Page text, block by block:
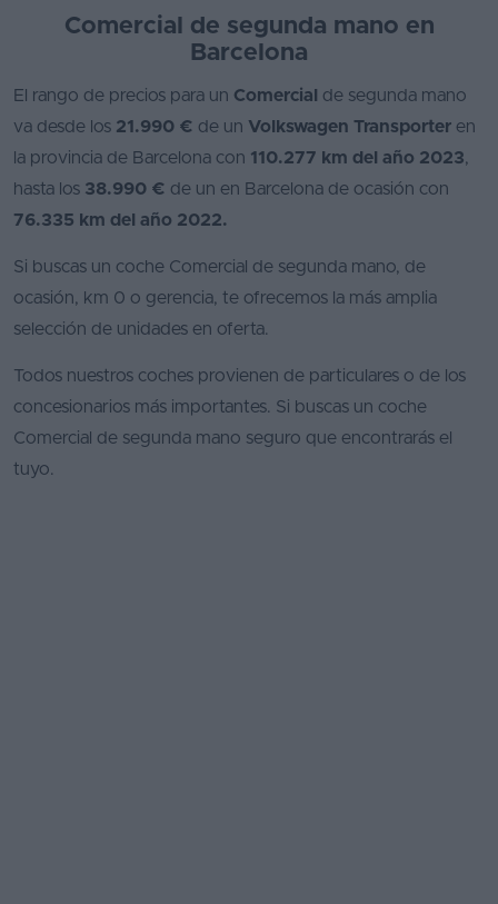
Comercial de segunda mano en
Barcelona
El rango de precios para un Comercial
de segunda mano
va desde los 21.990 € de un Volkswagen Transporter en
la provincia de Barcelona con 110.277 km del año 2023,
hasta los 38.990 € de un en Barcelona de ocasión con
76.335 km del año 2022.
Si buscas un coche Comercial de segunda mano, de
ocasión, km 0 o gerencia, te ofrecemos la más amplia
selección de unidades en oferta.
Todos nuestros coches provienen de particulares o de los
concesionarios más importantes. Si buscas un coche
Comercial de segunda mano seguro que encontrarás el
tuyo.